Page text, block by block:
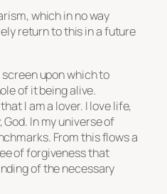
which in no way
return to this in a future
screen upon which to
of it being alive.
I am a lover. I love life,
In my universe of
From this flows a
of forgiveness that
of the necessary